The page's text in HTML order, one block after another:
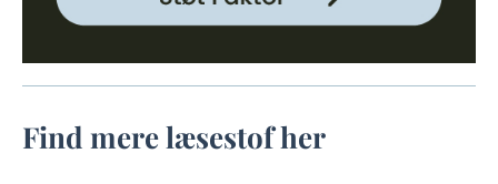
Find mere læsestof her